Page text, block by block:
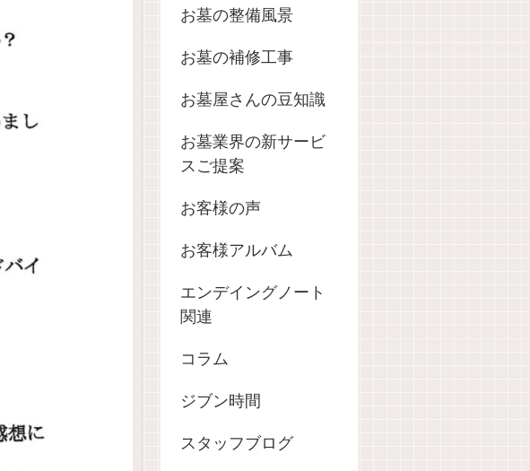
お墓の整備風景
お墓の補修工事
お墓屋さんの豆知識
お墓業界の新サービ
スご提案
お客様の声
お客様アルバム
エンデイングノート
関連
コラム
ジブン時間
スタッフブログ